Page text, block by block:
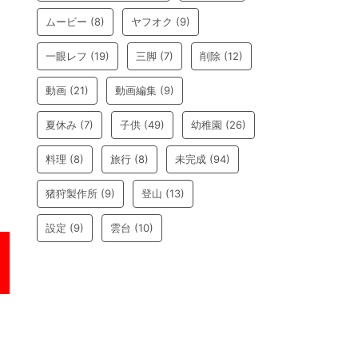
ムービー (8) ヤフオク (9)
一眼レフ (19) 三脚 (7) 削除 (12)
動画 (21) 動画編集 (9)
夏休み (7) 子供 (49) 幼稚園 (26)
料理 (8) 旅行 (8) 未完成 (94)
猪狩製作所 (9) 登山 (13)
設定 (9) 雲台 (10)